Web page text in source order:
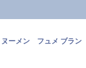
ヌーメン フュメ ブラン